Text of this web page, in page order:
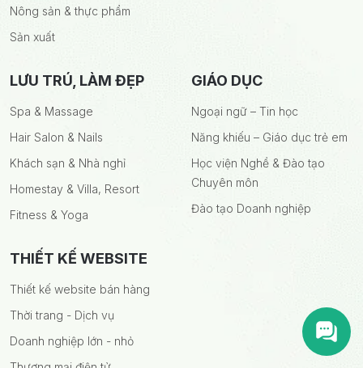
Nông sản & thực phẩm
Sản xuất
LƯU TRÚ, LÀM ĐẸP
Spa & Massage
Hair Salon & Nails
Khách sạn & Nhà nghỉ
Homestay & Villa, Resort
Fitness & Yoga
GIÁO DỤC
Ngoại ngữ – Tin học
Năng khiếu – Giáo dục trẻ em
Học viện Nghề & Đào tạo
Chuyên môn
Đào tạo Doanh nghiệp
THIẾT KẾ WEBSITE
Thiết kế website bán hàng
Thời trang - Dịch vụ
Doanh nghiệp lớn - nhỏ